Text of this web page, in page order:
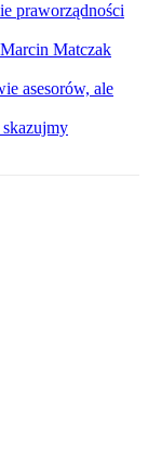
praworządności
Matczak
asesorów, ale